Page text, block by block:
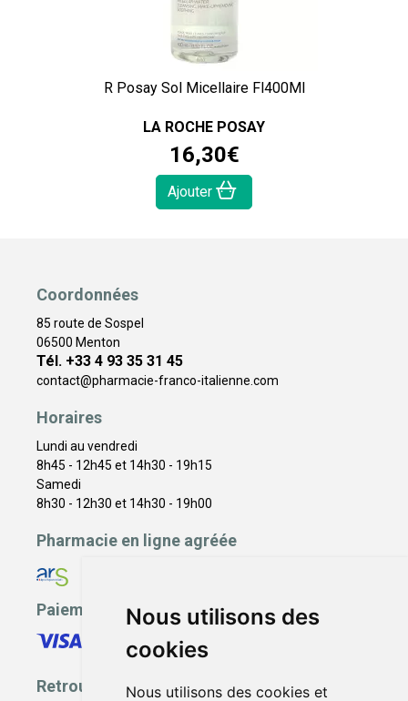
Nous utilisons des
cookies
Nous utilisons des cookies et
R Posay Sol Micellaire Fl400Ml
LA ROCHE POSAY
16,30€
Ajouter
Coordonnées
85 route de Sospel
06500 Menton
Tél. +33 4 93 35 31 45
contact@pharmacie-franco-italienne.com
Horaires
Lundi au vendredi
8h45 - 12h45 et 14h30 - 19h15
Samedi
8h30 - 12h30 et 14h30 - 19h00
Pharmacie en ligne agréée
Paiement sécurisé
Retrouvez-nous